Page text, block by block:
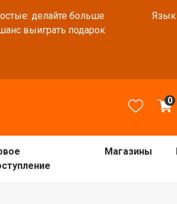
делайте больше
выиграть подарок
Язык
0
Магазины